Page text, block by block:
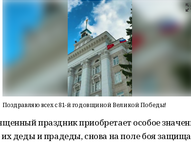
Поздравляю всех с 81-й годовщиной Великой Победы!
праздник приобретает особое
деды и прадеды, снова на поле боя